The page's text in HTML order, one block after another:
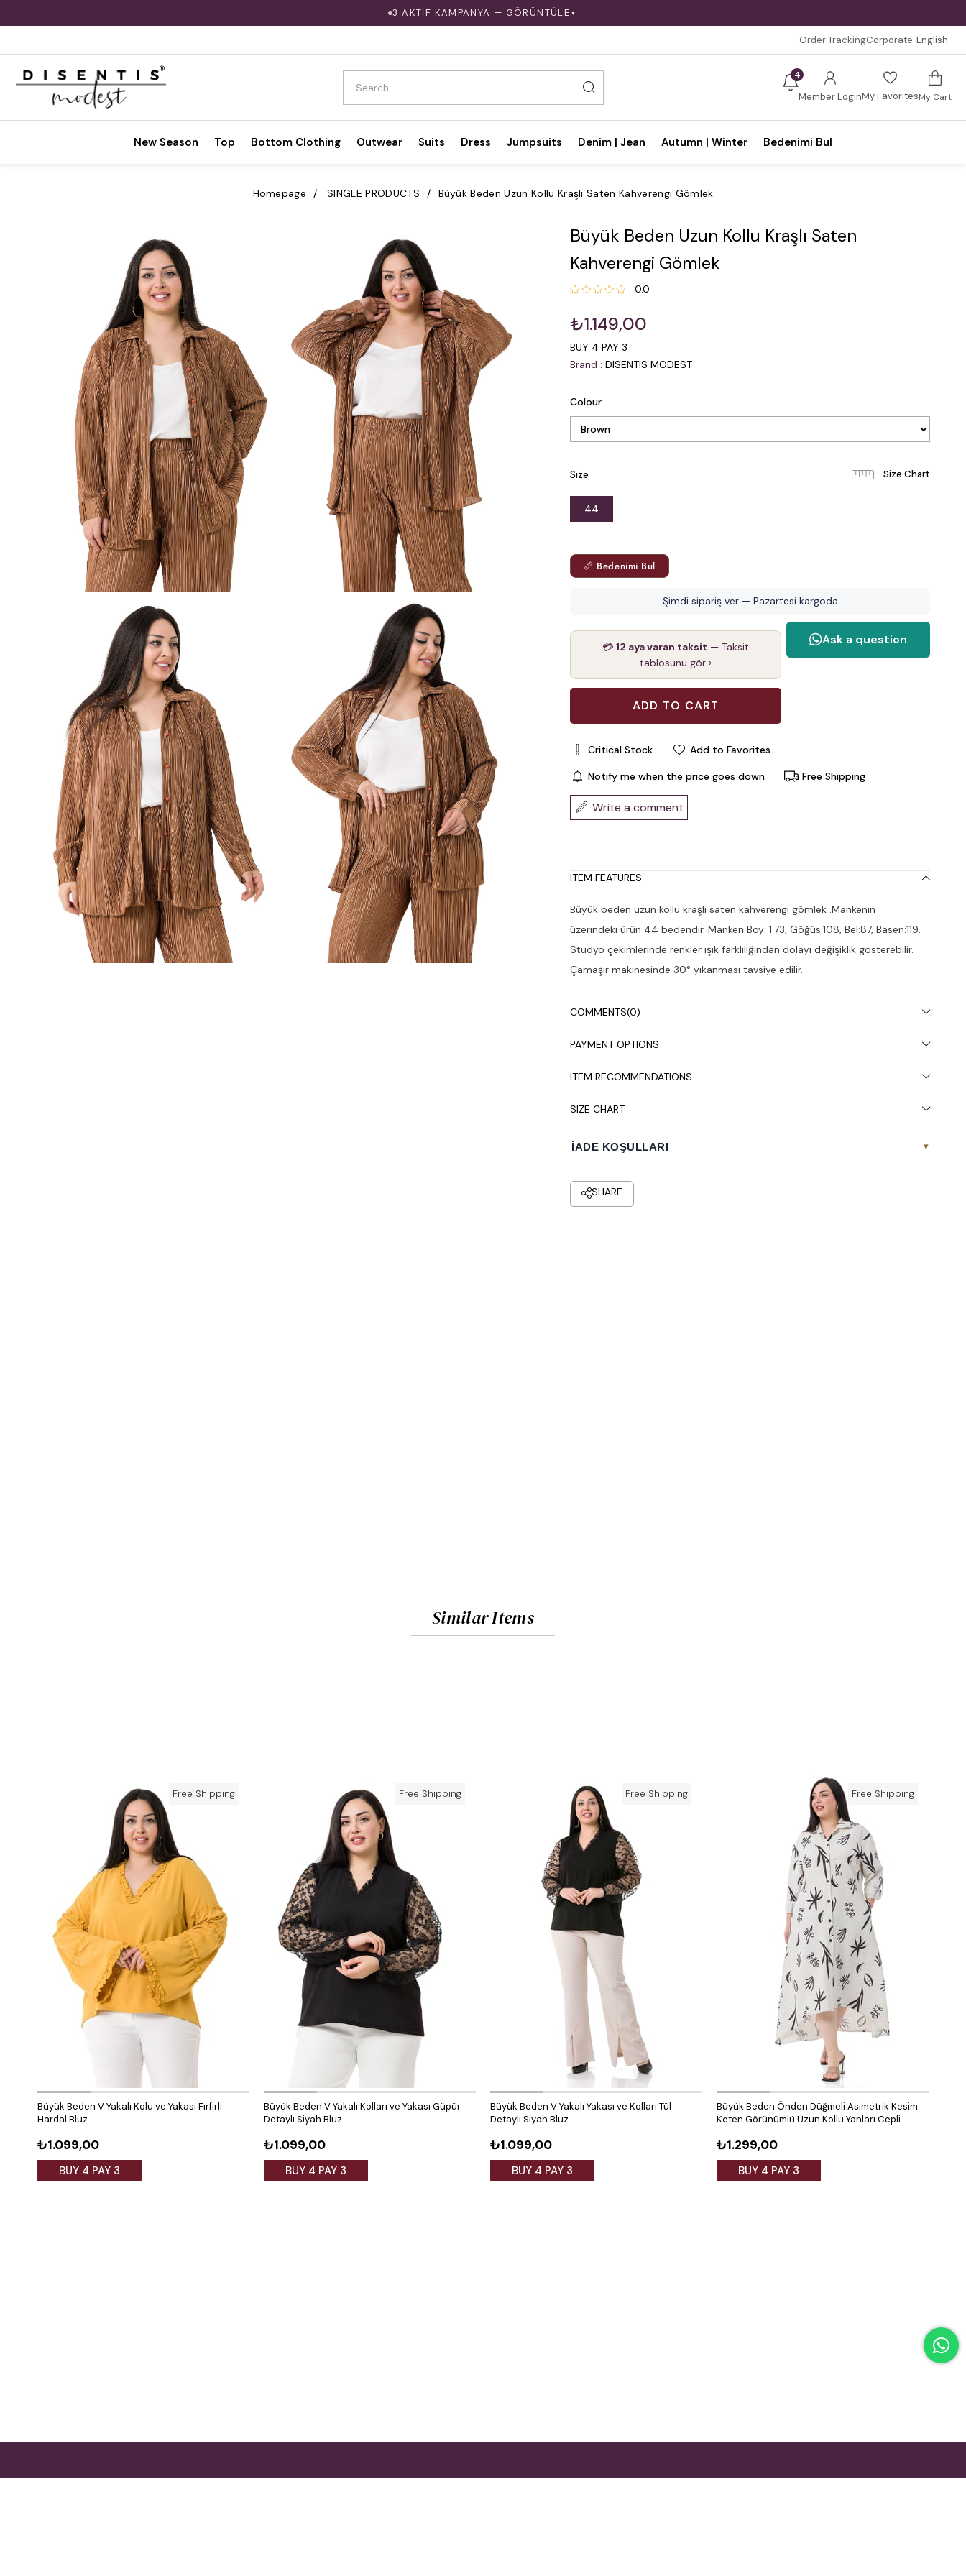
3 AKTİF KAMPANYA — GÖRÜNTÜLE ▼
Order TrackingCorporate English
4
Member LoginMy FavoritesMy Cart
New Season Top Bottom Clothing Outwear Suits Dress Jumpsuits Denim | Jean Autumn | Winter Bedenimi Bul
Homepage SINGLE PRODUCTS Büyük Beden Uzun Kollu Kraşlı Saten Kahverengi Gömlek
Büyük Beden Uzun Kollu Kraşlı Saten
Kahverengi Gömlek
0.0
₺1.149,00
BUY 4 PAY 3
Brand : DISENTIS MODEST
Colour
Size
44
📏 Bedenimi Bul
Şimdi sipariş ver — Pazartesi kargoda
💳12 aya varan taksit — Taksit
tablosunu gör ›
Critical Stock Add to Favorites
Notify me when the price goes down Free Shipping
Write a comment
ITEM FEATURES
Büyük beden uzun kollu kraşlı saten kahverengi gömlek .Mankenin
üzerindeki ürün 44 bedendir. Manken Boy: 1.73, Göğüs:108, Bel:87, Basen:119.
Stüdyo çekimlerinde renkler ışık farklılığından dolayı değişiklik gösterebilir.
Çamaşır makinesinde 30° yıkanması tavsiye edilir.
COMMENTS(0)
PAYMENT OPTIONS
ITEM RECOMMENDATIONS
SIZE CHART
İADE KOŞULLARI ▾
Similar Items
Büyük Beden V Yakalı Kolu ve Yakası Fırfırlı
Hardal Bluz
₺1.099,00
BUY 4 PAY 3
Free Shipping
Büyük Beden V Yakalı Kolları ve Yakası Güpür
Detaylı Siyah Bluz
₺1.099,00
BUY 4 PAY 3
Free Shipping
Büyük Beden V Yakalı Yakası ve Kolları Tül
Detaylı Siyah Bluz
₺1.099,00
BUY 4 PAY 3
Free Shipping
Büyük Beden Önden Düğmeli Asimetrik Kesim
Keten Görünümlü Uzun Kollu Yanları Cepli
₺1.299,00
BUY 4 PAY 3
Free Shipping